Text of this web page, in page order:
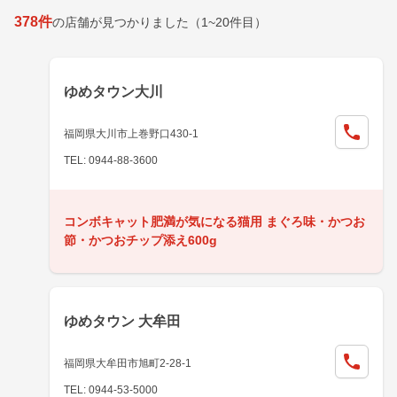
378件の店舗が見つかりました （1~20件目）
ゆめタウン大川
福岡県大川市上巻野口430-1
TEL: 0944-88-3600
コンボキャット肥満が気になる猫用 まぐろ味・かつお
節・かつおチップ添え600g
ゆめタウン 大牟田
福岡県大牟田市旭町2-28-1
TEL: 0944-53-5000